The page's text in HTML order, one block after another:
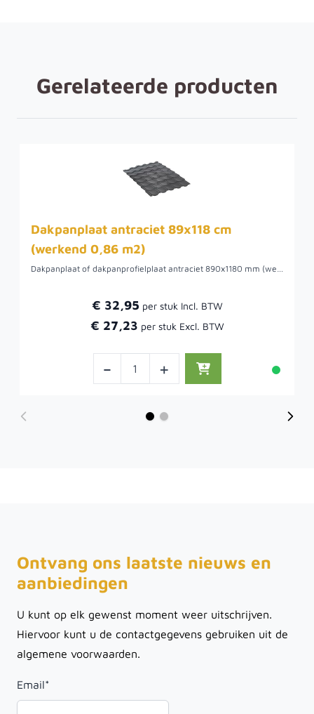
Gerelateerde producten
Dakpanplaat antraciet 89x118 cm
(werkend 0,86 m2)
Dakpanplaat of dakpanprofielplaat antraciet 890x1180 mm (werkend 0,86 m2)
€ 32,95
€ 27,23
- +
Ontvang ons laatste nieuws en
aanbiedingen
U kunt op elk gewenst moment weer uitschrijven.
Hiervoor kunt u de contactgegevens gebruiken uit de
algemene voorwaarden.
Email*